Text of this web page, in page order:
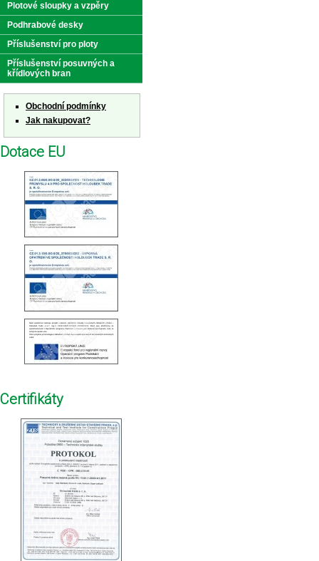
Plotové sloupky a vzpěry
Podhrabové desky
Příslušenství pro ploty
Příslušenství posuvných a
křídlových bran
Obchodní podmínky
Jak nakupovat?
Dotace EU
Certifikáty